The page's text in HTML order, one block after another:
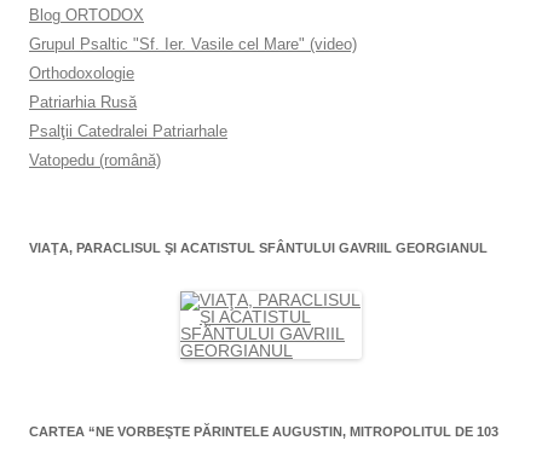
Blog ORTODOX
Grupul Psaltic "Sf. Ier. Vasile cel Mare" (video)
Orthodoxologie
Patriarhia Rusă
Psalţii Catedralei Patriarhale
Vatopedu (română)
VIAŢA, PARACLISUL ŞI ACATISTUL SFÂNTULUI GAVRIIL GEORGIANUL
CARTEA “NE VORBEŞTE PĂRINTELE AUGUSTIN, MITROPOLITUL DE 103